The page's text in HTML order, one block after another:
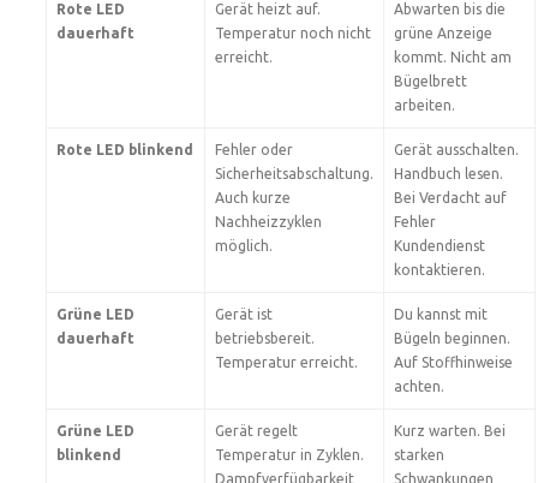
Rote LED
dauerhaft
Gerät heizt auf.
Temperatur noch nicht
erreicht.
Abwarten bis die
grüne Anzeige
kommt. Nicht am
Bügelbrett
arbeiten.
Rote LED blinkend
Fehler oder
Sicherheitsabschaltung.
Auch kurze
Nachheizzyklen
möglich.
Gerät ausschalten.
Handbuch lesen.
Bei Verdacht auf
Fehler
Kundendienst
kontaktieren.
Grüne LED
dauerhaft
Gerät ist
betriebsbereit.
Temperatur erreicht.
Du kannst mit
Bügeln beginnen.
Auf Stoffhinweise
achten.
Grüne LED
blinkend
Gerät regelt
Temperatur in Zyklen.
Dampfverfügbarkeit
Kurz warten. Bei
starken
Schwankungen